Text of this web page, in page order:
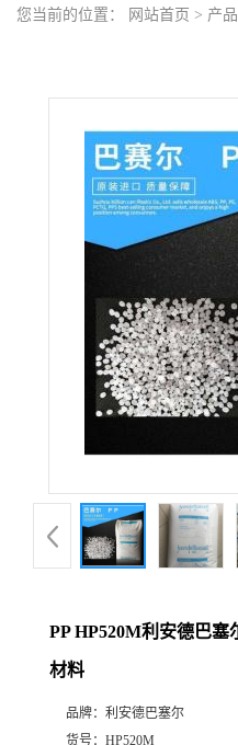
您当前的位置： 网站首页 > 产
PP HP520M利安德巴
材料
品牌： 利安德巴塞尔
货号： HP520M